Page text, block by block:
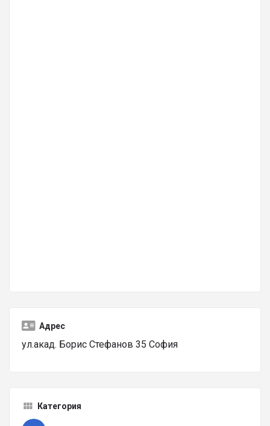
Адрес
ул.акад. Борис Стефанов 35 София
Категория